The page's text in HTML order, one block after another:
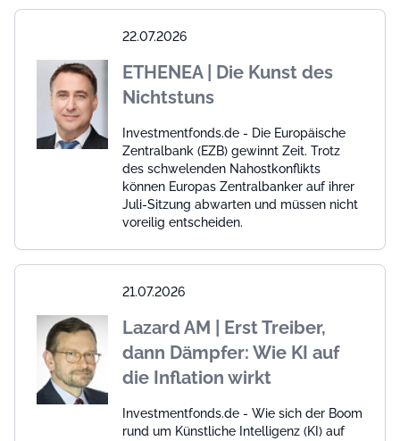
22.07.2026
ETHENEA | Die Kunst des
Nichtstuns
Investmentfonds.de - Die Europäische
Zentralbank (EZB) gewinnt Zeit. Trotz
des schwelenden Nahostkonflikts
können Europas Zentralbanker auf ihrer
Juli-Sitzung abwarten und müssen nicht
voreilig entscheiden.
21.07.2026
Lazard AM | Erst Treiber,
dann Dämpfer: Wie KI auf
die Inflation wirkt
Investmentfonds.de - Wie sich der Boom
rund um Künstliche Intelligenz (KI) auf